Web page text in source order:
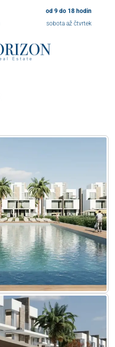
od 9 do 18 hodin
sobota až čtvrtek